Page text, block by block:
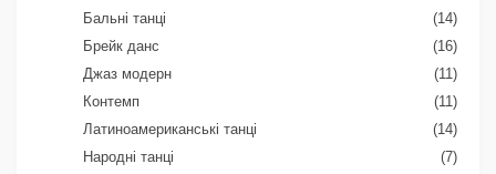
Бальні танці
(14)
Брейк данс
(16)
Джаз модерн
(11)
Контемп
(11)
Латиноамериканські танці
(14)
Народні танці
(7)